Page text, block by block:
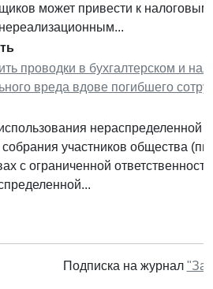
может привести к
проводки в бухгалтерском и
вреда вдове погибшего
нераспределенной
участников общества
с ограниченной
Подписка на журнал